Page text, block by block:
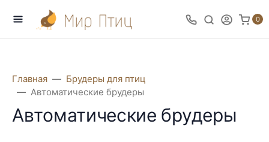
0
Главная
Брудеры для птиц
Автоматические брудеры
Автоматические брудеры